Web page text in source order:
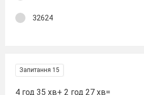
32624
Запитання 15
4 год 35 хв+ 2 год 27 хв=